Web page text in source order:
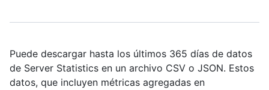
Puede descargar hasta los últimos 365 días de datos
de Server Statistics en un archivo CSV o JSON. Estos
datos, que incluyen métricas agregadas en